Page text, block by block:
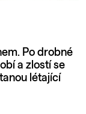
Po drobné
a zlostí se
létající